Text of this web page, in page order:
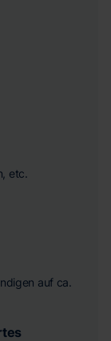
etc.
auf ca.